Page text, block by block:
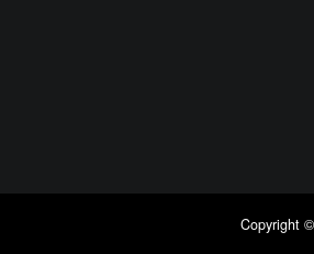
Copyright